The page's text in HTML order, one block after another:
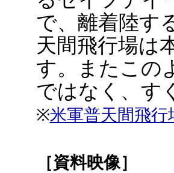
で、離着陸す
天間飛行場は
す。またこの
ではなく、す
※米軍普天間飛行
［資料映像］